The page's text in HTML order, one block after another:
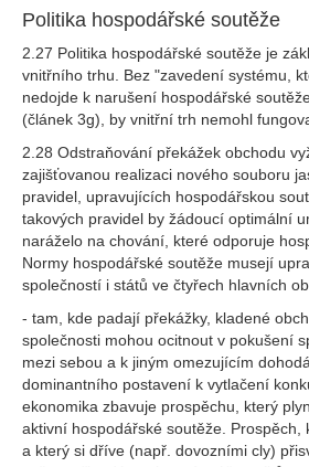
Politika hospodářské soutěže
2.27 Politika hospodářské soutěže je
vnitřního trhu. Bez "zavedení systému,
nedojde k narušení hospodářské
(článek 3g), by vnitřní trh nemohl
2.28 Odstraňování překážek obchodu
zajišťovanou realizaci nového souboru
pravidel, upravujících hospodářskou
takových pravidel by žádoucí optimální
naráželo na chování, které odporuje
Normy hospodářské soutěže musejí
společností i států ve čtyřech hlavních
- tam, kde padají překážky, kladené
společnosti mohou ocitnout v pokušení
mezi sebou a k jiným omezujícím
dominantního postavení k vytlačení
ekonomika zbavuje prospěchu, který
aktivní hospodářské soutěže. Prospěch,
a který si dříve (např. dovozními cly)